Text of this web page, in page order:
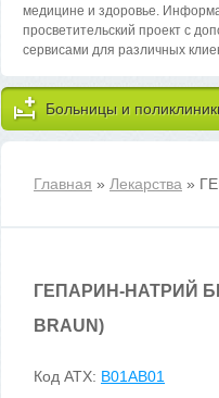
медицине и здоровье.
просветительский проект с
сервисами для различных
Больницы и
Главная » Лекарства »
ГЕПАРИН-НАТРИЙ
BRAUN)
Код ATX: B01AB01